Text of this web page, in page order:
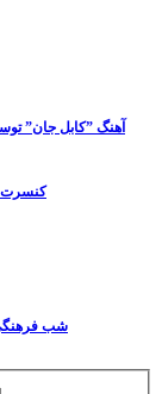
آهنگ ”کابل جان”
کنسرت
شب فرهنگی